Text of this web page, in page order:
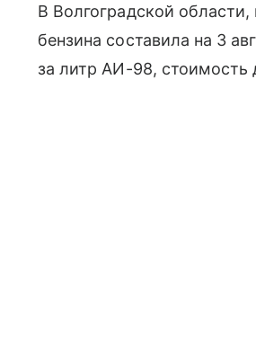
В Волгоградской
бензина составила на 3
за литр АИ-98, стоимость